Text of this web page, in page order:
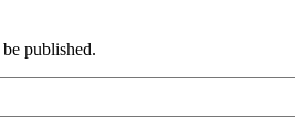
published.